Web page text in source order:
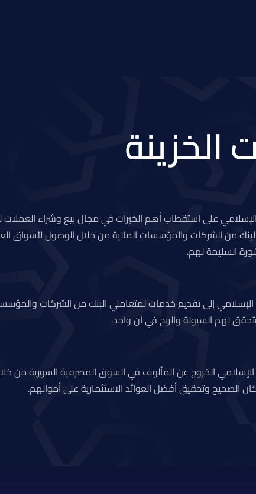
الخزينة
على استقطاب أهم الخبرات في مجال بيع وشراء
من الشركات والمؤسسات المالية من خلال الوصول لأسواق
السليمة لهم.
إلى تقديم خدمات لمتعاملي البنك من الشركات
لهم السيولة والربح في آن واحد.
الخروج عن المألوف في السوق المصرفية السورية من
الصحيح وتحقيق أفضل العوائد الاستثمارية على أموالهم.